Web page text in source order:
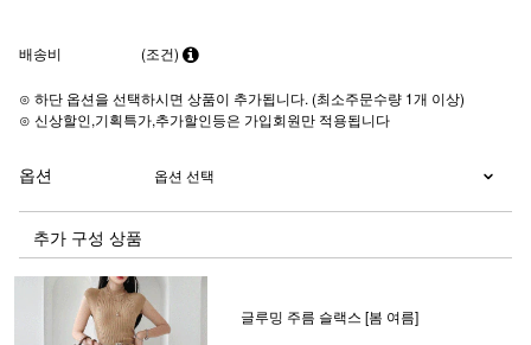
배송비 (조건)
⊙ 하단 옵션을 선택하시면 상품이 추가됩니다. (최소주문수량 1개 이상)
⊙ 신상할인,기획특가,추가할인등은 가입회원만 적용됩니다
옵션
추가 구성 상품
글루밍 주름 슬랙스 [봄 여름]